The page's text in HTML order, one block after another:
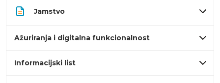
Jamstvo
Ažuriranja i digitalna funkcionalnost
Informacijski list